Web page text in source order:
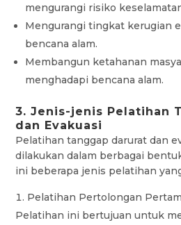
mengurangi risiko
Mengurangi tingkat kerugian
bencana alam.
Membangun ketahanan
menghadapi bencana alam.
3. Jenis-jenis Pelatihan
dan Evakuasi
Pelatihan tanggap darurat dan
dilakukan dalam berbagai
ini beberapa jenis pelatihan
Pelatihan Pertolongan
Pelatihan ini bertujuan untuk